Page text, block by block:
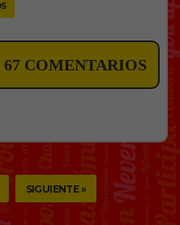
67 COMENTARIOS
SIGUIENTE »